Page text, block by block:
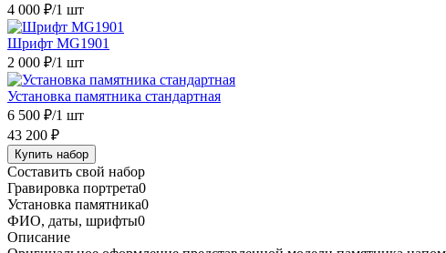
4 000 ₽/1 шт
Шрифт MG1901
2 000 ₽/1 шт
Установка памятника стандартная
6 500 ₽/1 шт
43 200 ₽
Купить набор
Составить свой набор
Гравировка портрета0
Установка памятника0
ФИО, даты, шрифты0
Описание